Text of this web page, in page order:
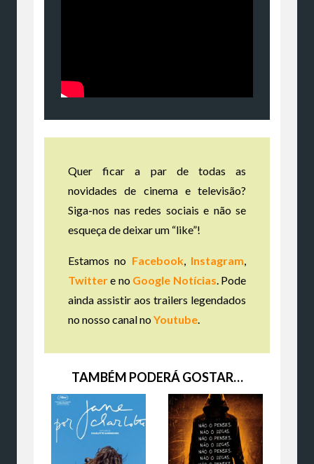
Quer ficar a par de todas as
novidades de cinema e televisão?
Siga-nos nas redes sociais e não se
esqueça de deixar um “like”!
Estamos no Facebook, Instagram
Twittere no Google Notícias . Pode
ainda assistir aos trailers legendados
no nosso canal noYoutube
TAMBÉM PODERÁ GOSTAR…